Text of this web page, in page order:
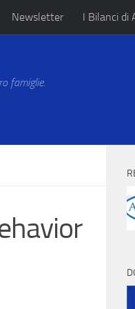
Newsletter I Bilanci di
famiglie.